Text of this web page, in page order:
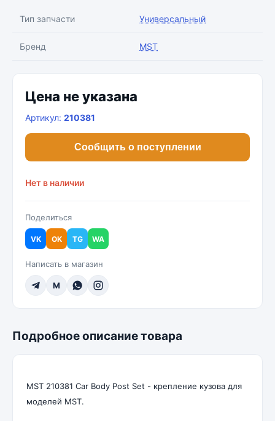
Тип запчасти Универсальный
Бренд MST
Цена не указана
Артикул: 210381
Сообщить о поступлении
Нет в наличии
Поделиться
VK OK TG WA
Написать в магазин
M
Подробное описание товара
MST 210381 Car Body Post Set - крепление кузова для
моделей MST.